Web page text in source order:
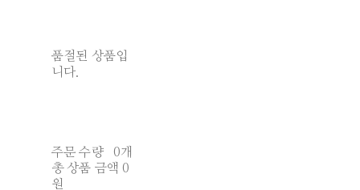
품절된 상품입
니다.
주문 수량
0개
총 상품 금액 0
원